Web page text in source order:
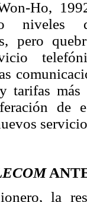
Ho,
niveles
pero
tarifas
de
la